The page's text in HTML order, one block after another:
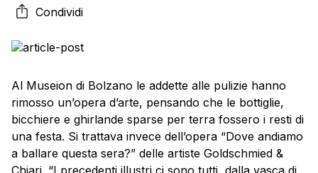
una festa. Si trattava invece dell’opera “Dove andiamo
a ballare questa sera?” delle artiste Goldschmied &
Joseph Beuys alla […]
Condividi
Al Museion di Bolzano le addette alle pulizie hanno
rimosso un’opera d’arte, pensando che le bottiglie,
bicchiere e ghirlande sparse per terra fossero i resti di
una festa. Si trattava invece dell’opera “Dove andiamo
a ballare questa sera?” delle artiste Goldschmied &
Chiari. “I precedenti illustri ci sono tutti, dalla vasca di